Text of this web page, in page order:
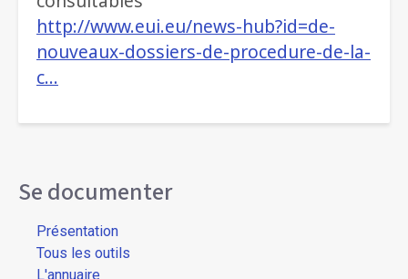
http://www.eui.eu/news-hub?id=de-
nouveaux-dossiers-de-procedure-de-la-
c…
Se documenter
Présentation
Tous les outils
L'annuaire